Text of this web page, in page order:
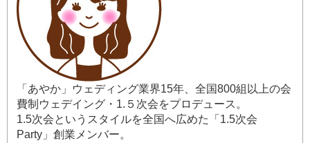
「あやか」ウェディング業界15年、全国800組以上の会
費制ウェデイング・1.５次会をプロデュース。
1.5次会というスタイルを全国へ広めた「1.5次会
Party」創業メンバー。